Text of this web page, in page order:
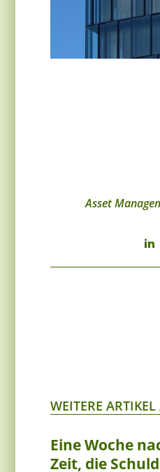
Asset
WEITERE
Eine Woche
Zeit, die